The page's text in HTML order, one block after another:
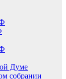
Думе
собрании